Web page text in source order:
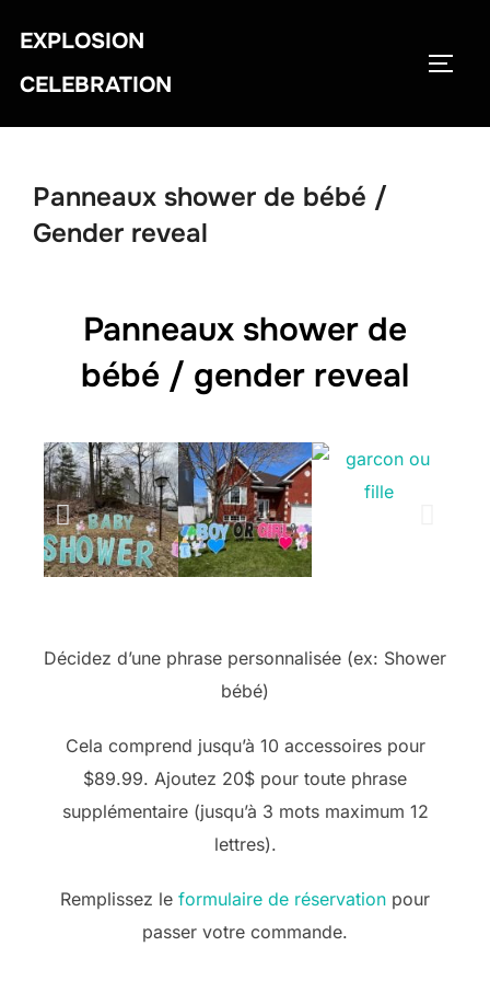
EXPLOSION
CELEBRATION
Panneaux shower de bébé /
Gender reveal
Panneaux shower de
bébé / gender reveal
Décidez d’une phrase personnalisée (ex: Shower
bébé)
Cela comprend jusqu’à 10 accessoires pour
$89.99. Ajoutez 20$ pour toute phrase
supplémentaire (jusqu’à 3 mots maximum 12
lettres).
Remplissez le formulaire de réservation pour
passer votre commande.